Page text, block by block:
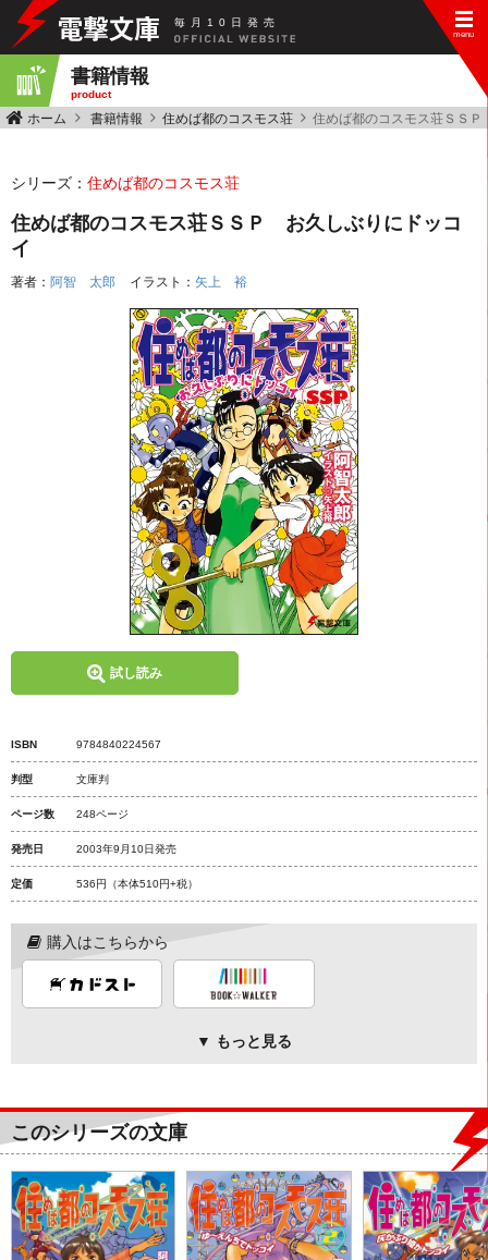
毎 月 10 日 発 売
書籍情報
product
ホーム 書籍情報 住めば都のコスモス荘 住めば都のコスモス荘ＳＳ
シリーズ： 住めば都のコスモス荘
住めば都のコスモス荘ＳＳＰ お久しぶりにドッコ
イ
著者： 阿智 太郎 イラスト： 矢上 裕
試し読み
ISBN 9784840224567
判型 文庫判
ページ数 248ページ
発売日 2003年9月10日発売
定価 536円 （本体510円+税）
購入はこちらから
▼ もっと見る
このシリーズの文庫